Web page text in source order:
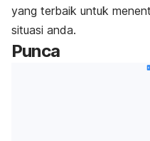
yang terbaik untuk
situasi anda.
Punca